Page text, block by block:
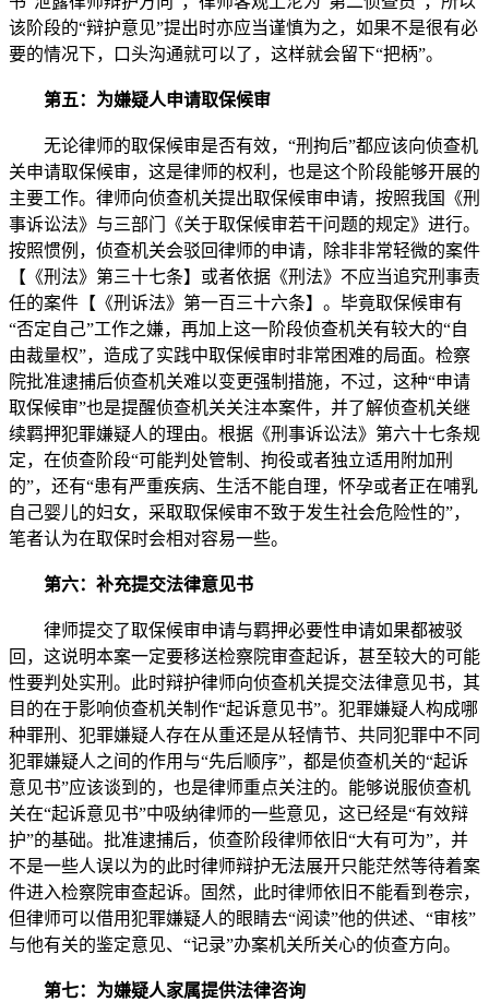
该阶段的“辩护意见”提出时亦应当谨慎为之，如果不是很有必
要的情况下，口头沟通就可以了，这样就会留下“把柄”。
第五：为嫌疑人申请取保候审
无论律师的取保候审是否有效，“刑拘后”都应该向侦查机
关申请取保候审，这是律师的权利，也是这个阶段能够开展的
主要工作。律师向侦查机关提出取保候审申请，按照我国《刑
事诉讼法》与三部门《关于取保候审若干问题的规定》进行。
按照惯例，侦查机关会驳回律师的申请，除非非常轻微的案件
【《刑法》第三十七条】或者依据《刑法》不应当追究刑事责
任的案件【《刑诉法》第一百三十六条】。毕竟取保候审有
“否定自己”工作之嫌，再加上这一阶段侦查机关有较大的“自
由裁量权”，造成了实践中取保候审时非常困难的局面。检察
院批准逮捕后侦查机关难以变更强制措施，不过，这种“申请
取保候审”也是提醒侦查机关关注本案件，并了解侦查机关继
续羁押犯罪嫌疑人的理由。根据《刑事诉讼法》第六十七条规
定，在侦查阶段“可能判处管制、拘役或者独立适用附加刑
的”，还有“患有严重疾病、生活不能自理，怀孕或者正在哺乳
自己婴儿的妇女，采取取保候审不致于发生社会危险性的”，
笔者认为在取保时会相对容易一些。
第六：补充提交法律意见书
律师提交了取保候审申请与羁押必要性申请如果都被驳
回，这说明本案一定要移送检察院审查起诉，甚至较大的可能
性要判处实刑。此时辩护律师向侦查机关提交法律意见书，其
目的在于影响侦查机关制作“起诉意见书”。犯罪嫌疑人构成哪
种罪刑、犯罪嫌疑人存在从重还是从轻情节、共同犯罪中不同
犯罪嫌疑人之间的作用与“先后顺序”，都是侦查机关的“起诉
意见书”应该谈到的，也是律师重点关注的。能够说服侦查机
关在“起诉意见书”中吸纳律师的一些意见，这已经是“有效辩
护”的基础。批准逮捕后，侦查阶段律师依旧“大有可为”，并
不是一些人误以为的此时律师辩护无法展开只能茫然等待着案
件进入检察院审查起诉。固然，此时律师依旧不能看到卷宗，
但律师可以借用犯罪嫌疑人的眼睛去“阅读”他的供述、“审核”
与他有关的鉴定意见、“记录”办案机关所关心的侦查方向。
第七：为嫌疑人家属提供法律咨询